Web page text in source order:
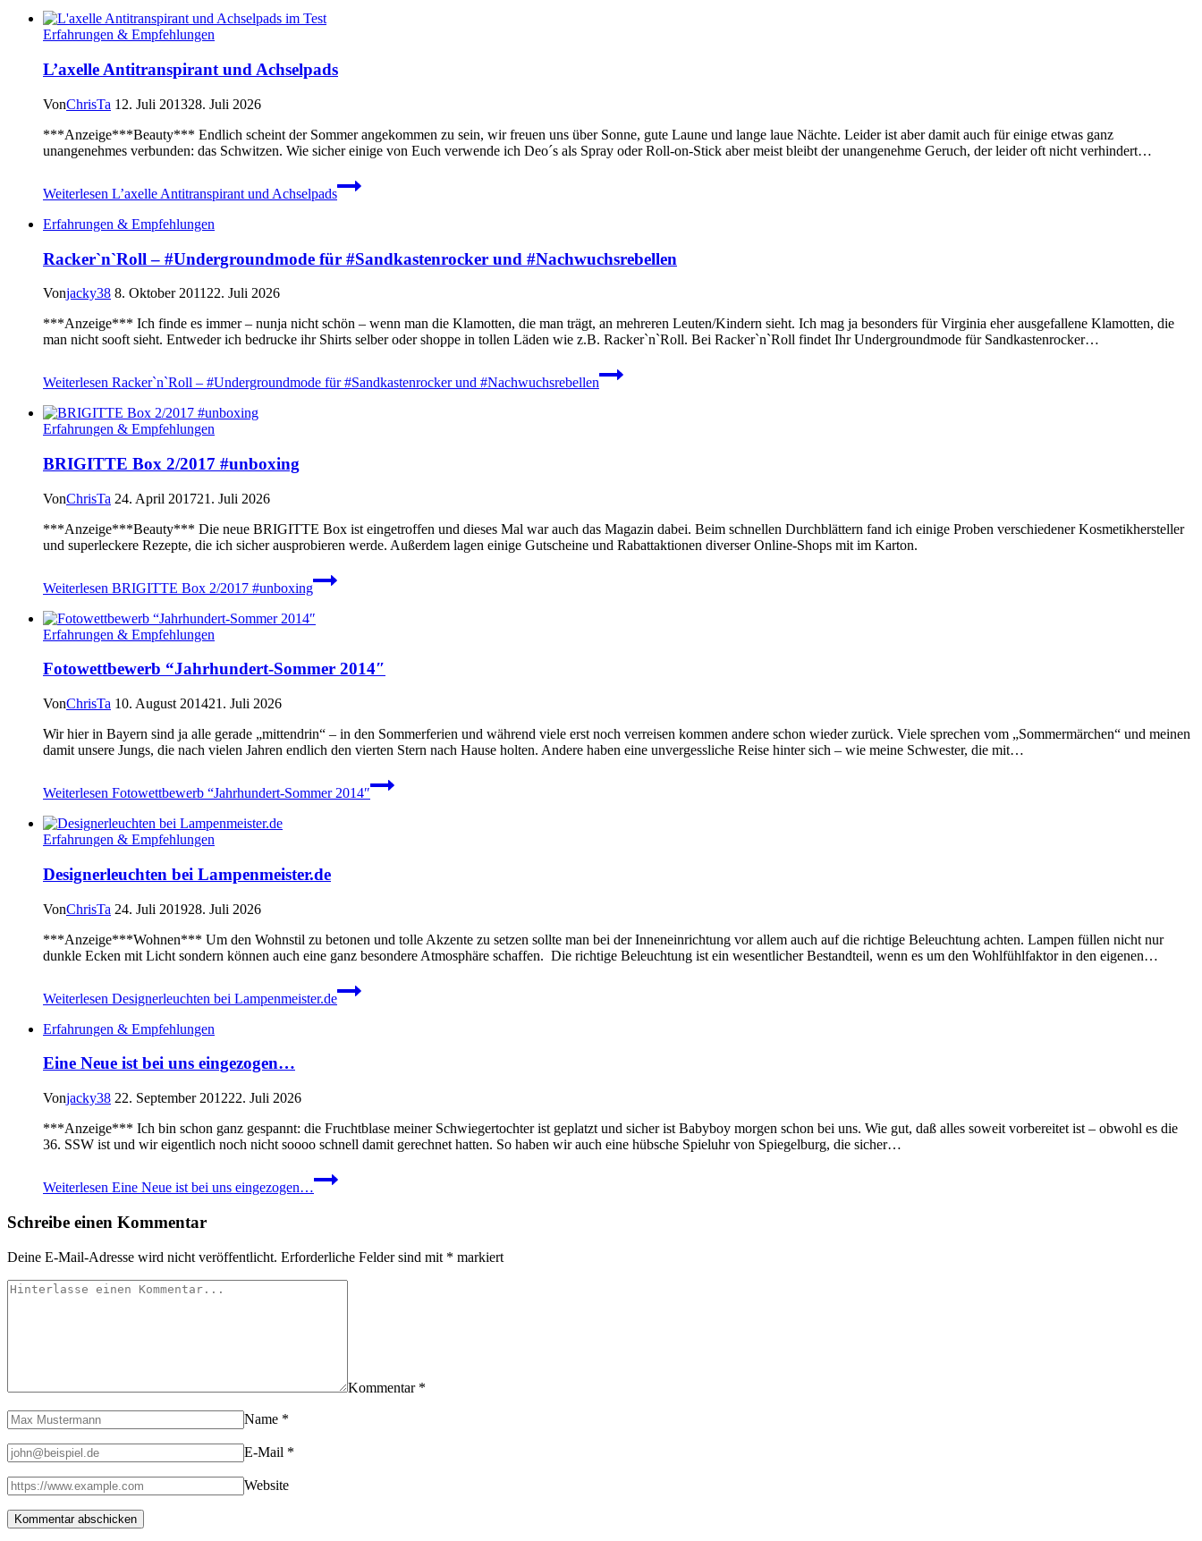
Erfahrungen & Empfehlungen
L’axelle Antitranspirant und Achselpads
VonChrisTa 12. Juli 201328. Juli 2026
***Anzeige***Beauty*** Endlich scheint der Sommer angekommen zu sein, wir freuen uns über Sonne, gute Laune und lange laue Nächte. Leider ist aber damit auch für einige etwas ganz
unangenehmes verbunden: das Schwitzen. Wie sicher einige von Euch verwende ich Deo´s als Spray oder Roll-on-Stick aber meist bleibt der unangenehme Geruch, der leider oft nicht verhindert…
Weiterlesen L’axelle Antitranspirant und Achselpads
Erfahrungen & Empfehlungen
Racker`n`Roll – #Undergroundmode für #Sandkastenrocker und #Nachwuchsrebellen
Vonjacky38 8. Oktober 2011 22. Juli 2026
***Anzeige*** Ich finde es immer – nunja nicht schön – wenn man die Klamotten, die man trägt, an mehreren Leuten/Kindern sieht. Ich mag ja besonders für Virginia eher ausgefallene Klamotten, die
man nicht sooft sieht. Entweder ich bedrucke ihr Shirts selber oder shoppe in tollen Läden wie z.B. Racker`n`Roll. Bei Racker`n`Roll findet Ihr Undergroundmode für Sandkastenrocker…
Weiterlesen Racker`n`Roll – #Undergroundmode für #Sandkastenrocker und #Nachwuchsrebellen
Erfahrungen & Empfehlungen
BRIGITTE Box 2/2017 #unboxing
VonChrisTa 24. April 201721. Juli 2026
***Anzeige***Beauty*** Die neue BRIGITTE Box ist eingetroffen und dieses Mal war auch das Magazin dabei. Beim schnellen Durchblättern fand ich einige Proben verschiedener Kosmetikhersteller
und superleckere Rezepte, die ich sicher ausprobieren werde. Außerdem lagen einige Gutscheine und Rabattaktionen diverser Online-Shops mit im Karton.
Weiterlesen BRIGITTE Box 2/2017 #unboxing
Erfahrungen & Empfehlungen
Fotowettbewerb “Jahrhundert-Sommer 2014″
VonChrisTa 10. August 201421. Juli 2026
Wir hier in Bayern sind ja alle gerade „mittendrin“ – in den Sommerferien und während viele erst noch verreisen kommen andere schon wieder zurück. Viele sprechen vom „Sommermärchen“ und meinen
damit unsere Jungs, die nach vielen Jahren endlich den vierten Stern nach Hause holten. Andere haben eine unvergessliche Reise hinter sich – wie meine Schwester, die mit…
Weiterlesen Fotowettbewerb “Jahrhundert-Sommer 2014″
Erfahrungen & Empfehlungen
Designerleuchten bei Lampenmeister.de
VonChrisTa 24. Juli 201928. Juli 2026
***Anzeige***Wohnen*** Um den Wohnstil zu betonen und tolle Akzente zu setzen sollte man bei der Inneneinrichtung vor allem auch auf die richtige Beleuchtung achten. Lampen füllen nicht nur
dunkle Ecken mit Licht sondern können auch eine ganz besondere Atmosphäre schaffen. Die richtige Beleuchtung ist ein wesentlicher Bestandteil, wenn es um den Wohlfühlfaktor in den eigenen…
Weiterlesen Designerleuchten bei Lampenmeister.de
Erfahrungen & Empfehlungen
Eine Neue ist bei uns eingezogen…
Vonjacky38 22. September 201222. Juli 2026
***Anzeige*** Ich bin schon ganz gespannt: die Fruchtblase meiner Schwiegertochter ist geplatzt und sicher ist Babyboy morgen schon bei uns. Wie gut, daß alles soweit vorbereitet ist – obwohl es die
36. SSW ist und wir eigentlich noch nicht soooo schnell damit gerechnet hatten. So haben wir auch eine hübsche Spieluhr von Spiegelburg, die sicher…
Weiterlesen Eine Neue ist bei uns eingezogen…
Schreibe einen Kommentar
Deine E-Mail-Adresse wird nicht veröffentlicht. Erforderliche Felder sind mit * markiert
Kommentar *
Name *
E-Mail *
Website